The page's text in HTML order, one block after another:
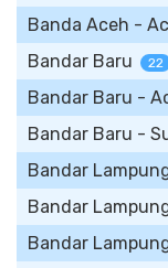
Banda Aceh -
Bandar Baru 22
Bandar Baru -
Bandar Baru -
Bandar
Bandar
Bandar